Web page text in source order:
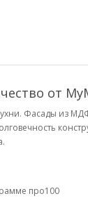
от
Фасады из
про100